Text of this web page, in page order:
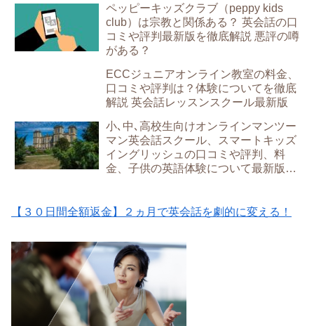
ペッピーキッズクラブ（peppy kids
club）は宗教と関係ある？ 英会話の口
コミや評判最新版を徹底解説 悪評の噂
がある？
ECCジュニアオンライン教室の料金、
口コミや評判は？体験についてを徹底
解説 英会話レッスンスクール最新版
小､中､高校生向けオンラインマンツー
マン英会話スクール、スマートキッズ
イングリッシュの口コミや評判、料
金、子供の英語体験について最新版を
【３０日間全額返金】２ヵ月で英会話を劇的に変える！